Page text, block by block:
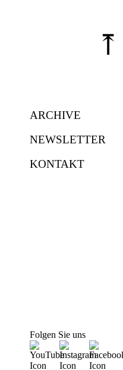
⤒
ARCHIVE
NEWSLETTER
KONTAKT
Folgen Sie uns